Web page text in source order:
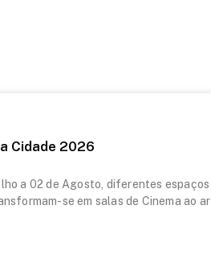
Cidade 2026
a 02 de Agosto, diferentes espaços
se em salas de Cinema ao ar